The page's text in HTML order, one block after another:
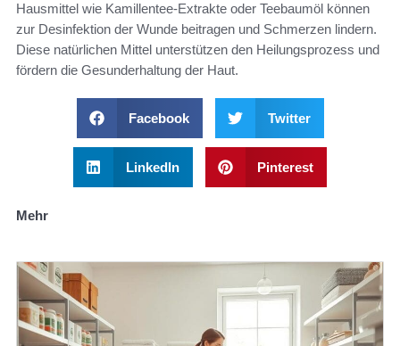
Hausmittel wie Kamillentee-Extrakte oder Teebaumöl können
zur Desinfektion der Wunde beitragen und Schmerzen lindern.
Diese natürlichen Mittel unterstützen den Heilungsprozess und
fördern die Gesunderhaltung der Haut.
Facebook Twitter
LinkedIn Pinterest
Mehr